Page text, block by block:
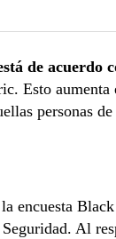
de acuerdo
Esto aumenta
personas
encuesta
Al